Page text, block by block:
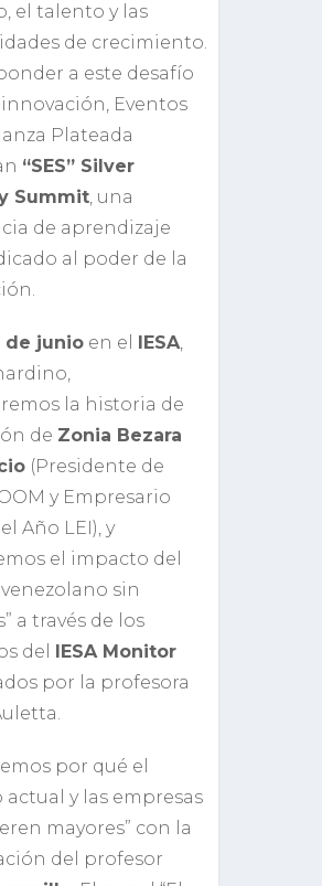
el talento y las
de crecimiento.
a este desafío
Eventos
Plateada
“SES” Silver
Summit, una
de aprendizaje
al poder de la
de junio en el IESA,
la historia de
de Zonia Bezara
(Presidente de
y Empresario
Año LEI), y
el impacto del
sin
a través de los
del IESA Monitor
por la profesora
por qué el
actual y las empresas
mayores” con la
del profesor